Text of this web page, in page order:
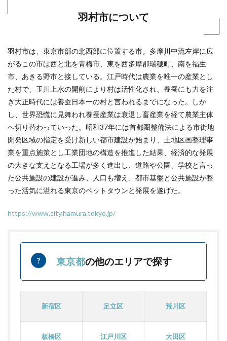
羽村市について
羽村市は、東京市部の北西部に位置する市。多摩川中流左岸に広
がるこの市は西と北を青梅市、東を西多摩郡瑞穂町、南を福生
市、あきる野市と接している。江戸時代は農業を唯一の産業とし
た村で、玉川上水の開削により村は活性化され、養蚕にも力を注
ぎ大正時代には養蚕日本一の村と言われるまでになった。しか
し、世界恐慌に見舞われ養蚕産業は衰退し畜産業を経て農業主体
へ切り替わっていった。昭和37年には首都圏整備法による市街地
開発区域の指定を受け新しい都市建設が始まり、土地区画整理事
業を重点施策とし工業団地の構造を推進した結果、経済的な発展
の大きな支えとなる工場が多く進出し、道路や公園、学校と言っ
た公共施設の建設が進み、人口も増え、都市基盤と公共施設が整
った活気に溢れる東京のベットタウンと発展を遂げた。
https://www.city.hamura.tokyo.jp/
東京都の他のエリアで探す
新宿区 足立区 荒川区
板橋区 江戸川区 大田区